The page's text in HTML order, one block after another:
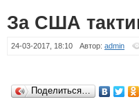
За США
24-03-2017, 18:10 Автор: admin
Поделиться…